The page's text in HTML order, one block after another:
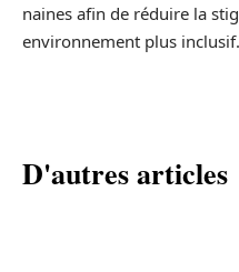
naines afin de réduire la
environnement plus inclusif.
D'autres articles